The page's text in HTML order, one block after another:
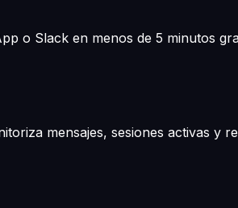
o Slack en menos de 5 minutos
mensajes, sesiones activas y